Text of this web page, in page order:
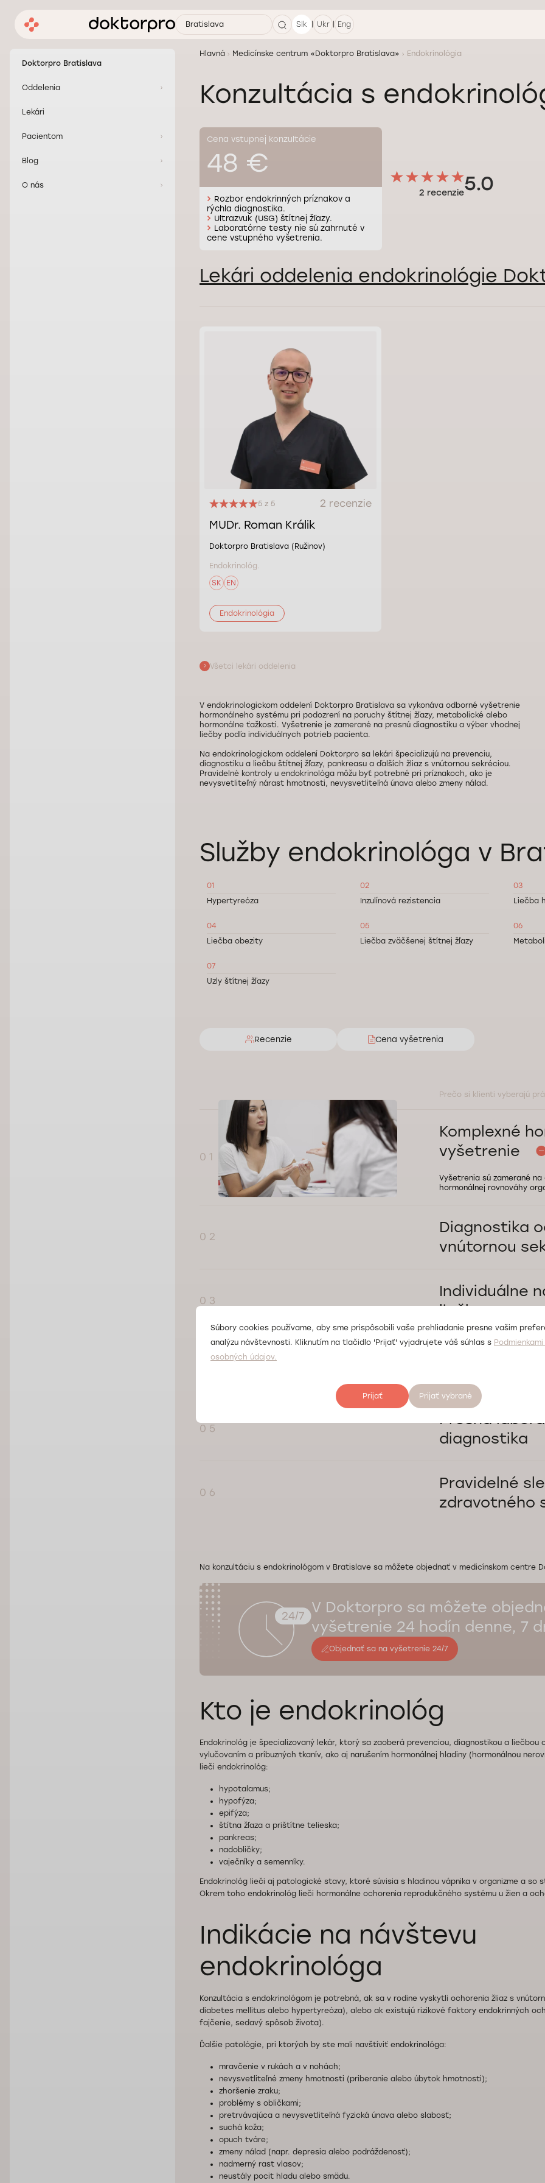
Bratislava Slk | Ukr | Eng
Doktorpro Bratislava
Oddelenia
Lekári
Pacientom
Blog
O nás
Hlavná Medicínske centrum «Doktorpro Bratislava» Endokrinológia
Konzultácia s
Cena vstupnej konzultácie
48 €
Rozbor endokrinných príznakov a
rýchla diagnostika.
Ultrazvuk (USG) štítnej žľazy.
Laboratórne testy nie sú zahrnuté v
cene vstupného vyšetrenia.
2 recenzie5.0
Lekári oddelenia endokrinológie
5 z 5 2 recenzie
MUDr. Roman Králik
Doktorpro Bratislava (Ružinov)
Endokrinológ.
SK
EN
Endokrinológia
Všetci lekári oddelenia
V endokrinologickom oddelení Doktorpro Bratislava sa vykonáva odborné vyšetrenie
hormonálneho systému pri podozrení na poruchy štítnej žľazy, metabolické alebo
hormonálne ťažkosti. Vyšetrenie je zamerané na presnú diagnostiku a výber vhodnej
liečby podľa individuálnych potrieb pacienta.
Na endokrinologickom oddelení Doktorpro sa lekári špecializujú na prevenciu,
diagnostiku a liečbu štítnej žľazy, pankreasu a ďalších žliaz s vnútornou sekréciou.
Pravidelné kontroly u endokrinológa môžu byť potrebné pri príznakoch, ako je
nevysvetliteľný nárast hmotnosti, nevysvetliteľná únava alebo zmeny nálad.
Služby endokrinológa v
01
Hypertyreóza
02
Inzulínová rezistencia
03
Liečba
04
Liečba obezity
05
Liečba zväčšenej štítnej žľazy
06
07
Uzly štítnej žľazy
Recenzie Cena vyšetrenia
Prečo si klienti vyberajú
0 1
Komplexné
vyšetrenie
Vyšetrenia sú zamerané
hormonálnej rovnováhy
0 2
Diagnostika
vnútornou
nadobličiek aj ďalších
0 3
Individuálne
liečba
Liečbu prispôsobujeme
aktuálnemu zdravotnému
Manažment
Pomáhame pri liečbe a
0 5
Presná
diagnostika
spoľahlivé výsledky
0 6
Pravidelné
zdravotného
Na konzultáciu s endokrinológom v Bratislave sa môžete objednať v medicínskom centre
V Doktorpro sa môžete
vyšetrenie 24 hodín denne, 7
Objednať sa na vyšetrenie 24/7
Kto je endokrinológ
Endokrinológ je špecializovaný lekár, ktorý sa zaoberá prevenciou, diagnostikou a liečbou
vylučovaním a príbuzných tkanív, ako aj narušením hormonálnej hladiny (hormonálnou
lieči endokrinológ:
hypotalamus;
hypofýza;
epifýza;
štítna žľaza a prištítne telieska;
pankreas;
nadobličky;
vaječníky a semenníky.
Endokrinológ lieči aj patologické stavy, ktoré súvisia s hladinou vápnika v organizme a so
Okrem toho endokrinológ lieči hormonálne ochorenia reprodukčného systému u žien a
Indikácie na návštevu
endokrinológa
Konzultácia s endokrinológom je potrebná, ak sa v rodine vyskytli ochorenia žliaz s
diabetes mellitus alebo hypertyreóza), alebo ak existujú rizikové faktory endokrinných
fajčenie, sedavý spôsob života).
Ďalšie patológie, pri ktorých by ste mali navštíviť endokrinológa:
mravčenie v rukách a v nohách;
nevysvetliteľné zmeny hmotnosti (priberanie alebo úbytok hmotnosti);
zhoršenie zraku;
problémy s obličkami;
pretrvávajúca a nevysvetliteľná fyzická únava alebo slabosť;
suchá koža;
opuch tváre;
zmeny nálad (napr. depresia alebo podráždenosť);
nadmerný rast vlasov;
neustály pocit hladu alebo smädu.
Súbory cookies používame, aby sme prispôsobili vaše prehliadanie presne vašim
analýzu návštevnosti. Kliknutím na tlačidlo 'Prijať' vyjadrujete váš súhlas s
osobných údajov.
Prijať Prijať vybrané